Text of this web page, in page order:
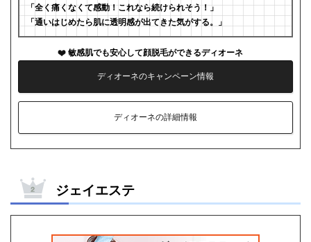
「全く痛くなくて感動！これなら続けられそう！」
「通いはじめたら肌に透明感が出てきた気がする。」
敏感肌でも安心して顔脱毛ができるディオーネ
ディオーネのキャンペーン情報
ディオーネの詳細情報
ジェイエステ